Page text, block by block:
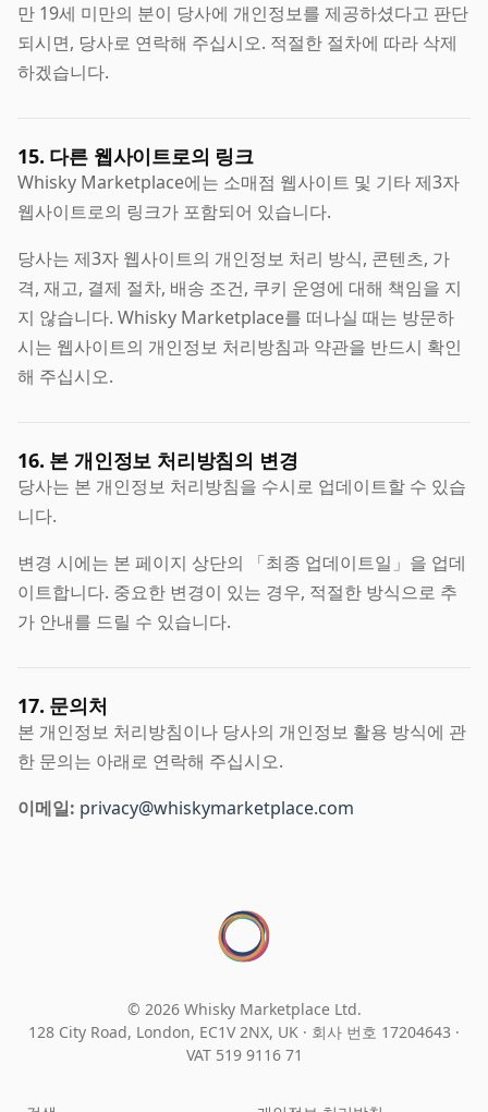
만 19세 미만의 분이 당사에 개인정보를 제공하셨다고 판단
되시면, 당사로 연락해 주십시오. 적절한 절차에 따라 삭제
하겠습니다.
15. 다른 웹사이트로의 링크
Whisky Marketplace에는 소매점 웹사이트 및 기타 제3자
웹사이트로의 링크가 포함되어 있습니다.
당사는 제3자 웹사이트의 개인정보 처리 방식, 콘텐츠, 가
격, 재고, 결제 절차, 배송 조건, 쿠키 운영에 대해 책임을 지
지 않습니다. Whisky Marketplace를 떠나실 때는 방문하
시는 웹사이트의 개인정보 처리방침과 약관을 반드시 확인
해 주십시오.
16. 본 개인정보 처리방침의 변경
당사는 본 개인정보 처리방침을 수시로 업데이트할 수 있습
니다.
변경 시에는 본 페이지 상단의 「최종 업데이트일」을 업데
이트합니다. 중요한 변경이 있는 경우, 적절한 방식으로 추
가 안내를 드릴 수 있습니다.
17. 문의처
본 개인정보 처리방침이나 당사의 개인정보 활용 방식에 관
한 문의는 아래로 연락해 주십시오.
이메일: privacy@whiskymarketplace.com
© 2026 Whisky Marketplace Ltd.
128 City Road, London, EC1V 2NX, UK · 회사 번호 17204643 ·
VAT 519 9116 71